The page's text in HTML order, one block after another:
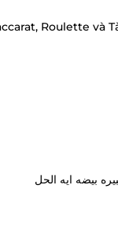
Roulette và
بيضه ايه الحل